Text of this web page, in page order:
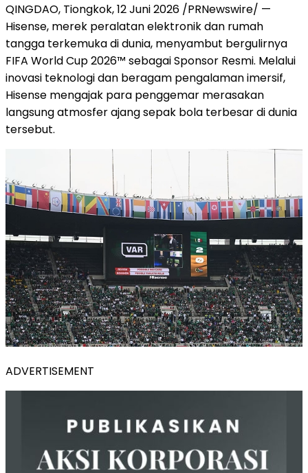
QINGDAO, Tiongkok, 12 Juni 2026 /PRNewswire/ —
Hisense, merek peralatan elektronik dan rumah
tangga terkemuka di dunia, menyambut bergulirnya
FIFA World Cup 2026™ sebagai Sponsor Resmi. Melalui
inovasi teknologi dan beragam pengalaman imersif,
Hisense mengajak para penggemar merasakan
langsung atmosfer ajang sepak bola terbesar di dunia
tersebut.
ADVERTISEMENT